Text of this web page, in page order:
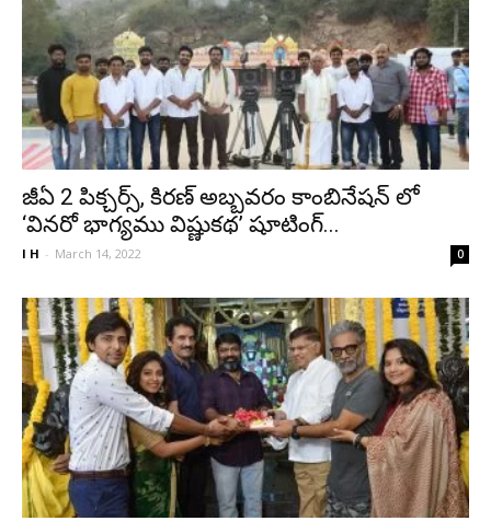
జీఏ 2 పిక్చ‌ర్స్, కిరణ్ అబ్బవరం కాంబినేషన్ లో
‘వినరో భాగ్యము విష్ణుకథ’ షూటింగ్...
I H - March 14, 2022 0